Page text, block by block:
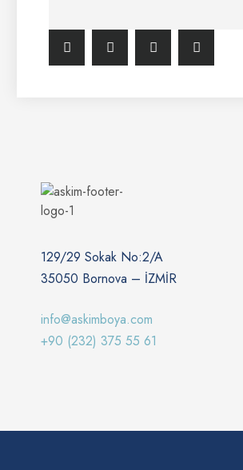
129/29 Sokak No:2/A
35050 Bornova – İZMİR
info@askimboya.com
+90 (232) 375 55 61